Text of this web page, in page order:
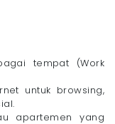
tempat (Work
untuk browsing,
apartemen yang